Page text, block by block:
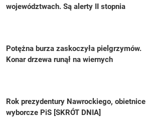
województwach. Są alerty II stopnia
Potężna burza zaskoczyła pielgrzymów.
Konar drzewa runął na wiernych
Rok prezydentury Nawrockiego, obietnice
wyborcze PiS [SKRÓT DNIA]